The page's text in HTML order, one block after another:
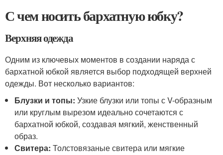
С чем носить бархатную юбку?
Верхняя одежда
Одним из ключевых моментов в создании наряда с
бархатной юбкой является выбор подходящей верхней
одежды. Вот несколько вариантов:
Блузки и топы: Узкие блузки или топы с V-образным
или круглым вырезом идеально сочетаются с
бархатной юбкой, создавая мягкий, женственный
образ.
Свитера: Толстовязаные свитера или мягкие